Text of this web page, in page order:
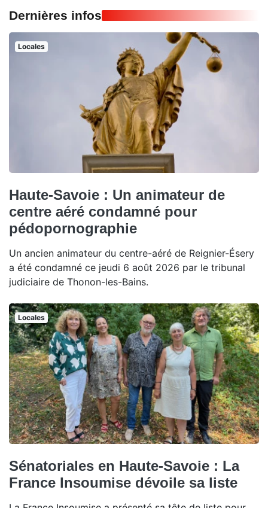
Dernières infos
Locales
Haute-Savoie : Un animateur de
centre aéré condamné pour
pédopornographie
Un ancien animateur du centre-aéré de Reignier-Ésery
a été condamné ce jeudi 6 août 2026 par le tribunal
judiciaire de Thonon-les-Bains.
Locales
Sénatoriales en Haute-Savoie : La
France Insoumise dévoile sa liste